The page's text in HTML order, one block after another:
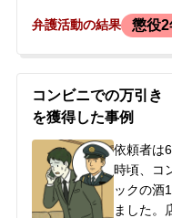
い数百件
索の連絡
続きの流
当事務所
弁護活動の結果 懲役
コンビニでの万引き
を獲得した事例
依頼者は
時頃、コ
ックの酒
ました。